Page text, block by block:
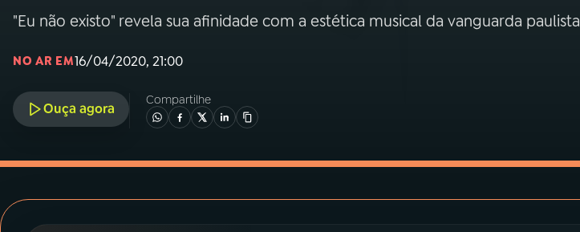
04PROGRAMAS
"Eu não existo" revela sua afinidade com a estética musical da vanguarda paulista
NO AR EM16/04/2020, 21:00
Ouça agora
Compartilhe